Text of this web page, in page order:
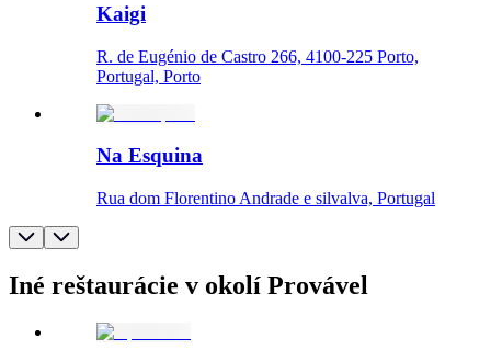
Kaigi
R. de Eugénio de Castro 266, 4100-225 Porto,
Portugal, Porto
Na Esquina
Rua dom Florentino Andrade e silvalva, Portugal
Iné reštaurácie v okolí Provável